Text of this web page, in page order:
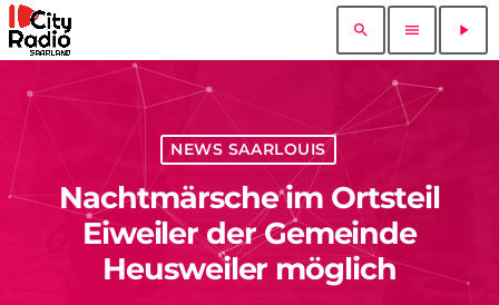
search menu play_arrow
NEWS SAARLOUIS
Nachtmärsche im Ortsteil
Eiweiler der Gemeinde
Heusweiler möglich